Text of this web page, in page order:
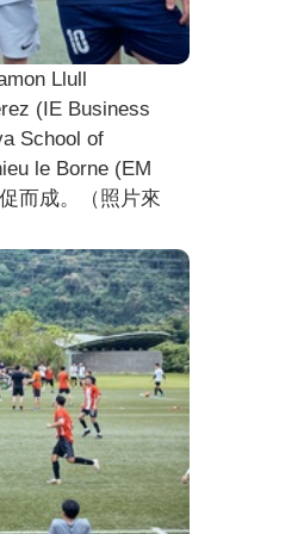
Llull
(IE Business
School of
le Borne (EM
而成。（照片來